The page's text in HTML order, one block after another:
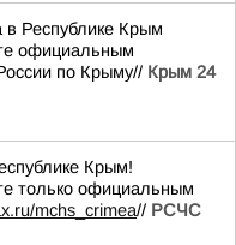
в Республике Крым
официальным
по Крыму// Крым 24
Крым!
только официальным
mchs_crimea// РСЧС